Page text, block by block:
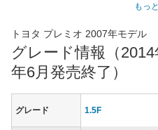
最高トルク 136 [13.9]/ 4,600
過給機 -
(前)
185/65R15
もっ
トヨタ プレミオ 2007年モデル
グレード情報（
年6月発売終了）
グレード 1.5F